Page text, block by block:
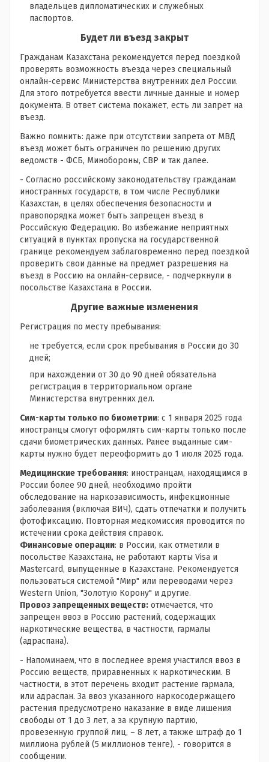
владельцев дипломатических и служебных
паспортов.
Будет ли въезд закрыт
Гражданам Казахстана рекомендуется перед поездкой
проверять возможность въезда через специальный
онлайн-сервис Министерства внутренних дел России.
Для этого потребуется ввести личные данные и номер
документа. В ответ система покажет, есть ли запрет на
въезд.
Важно помнить: даже при отсутствии запрета от МВД
въезд может быть ограничен по решению других
ведомств - ФСБ, Минобороны, СВР и так далее.
- Согласно российскому законодательству гражданам
иностранных государств, в том числе Республики
Казахстан, в целях обеспечения безопасности и
правопорядка может быть запрещен въезд в
Российскую Федерацию. Во избежание неприятных
ситуаций в пунктах пропуска на государственной
границе рекомендуем заблаговременно перед поездкой
проверить свои данные на предмет разрешения на
въезд в Россию на онлайн-сервисе, - подчеркнули в
посольстве Казахстана в России.
Другие важные изменения
Регистрация по месту пребывания:
не требуется, если срок пребывания в России до 30
дней;
при нахождении от 30 до 90 дней обязательна
регистрация в территориальном органе
Министерства внутренних дел.
Сим-карты только по биометрии: с 1 января 2025 года
иностранцы смогут оформлять сим-карты только после
сдачи биометрических данных. Ранее выданные сим-
карты нужно будет переоформить до 1 июля 2025 года.
Медицинские требования: иностранцам, находящимся в
России более 90 дней, необходимо пройти
обследование на наркозависимость, инфекционные
заболевания (включая ВИЧ), сдать отпечатки и получить
фотофиксацию. Повторная медкомиссия проводится по
истечении срока действия справок.
Финансовые операции: в России, как отметили в
посольстве Казахстана, не работают карты Visa и
Mastercard, выпущенные в Казахстане. Рекомендуется
пользоваться системой "Мир" или переводами через
Western Union, "Золотую Корону" и другие.
Провоз запрещенных веществ: отмечается, что
запрещен ввоз в Россию растений, содержащих
наркотические вещества, в частности, гармалы
(адраспана).
- Напоминаем, что в последнее время участился ввоз в
Россию веществ, приравненных к наркотическим. В
частности, в этот перечень входит растение гармала,
или адраспан. За ввоз указанного наркосодержащего
растения предусмотрено наказание в виде лишения
свободы от 1 до 3 лет, а за крупную партию,
провезенную группой лиц, – 8 лет, а также штраф до 1
миллиона рублей (5 миллионов тенге), - говорится в
сообщении.